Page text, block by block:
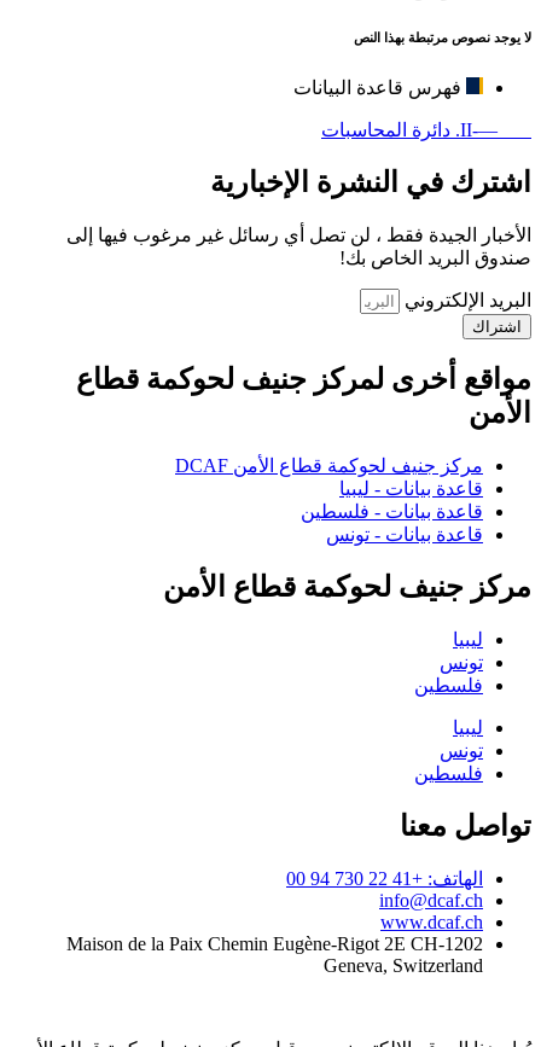
لا يوجد نصوص مرتبطة بهذا النص
فهرس قاعدة البيانات
—-II. دائرة المحاسبات
اشترك في النشرة الإخبارية
الأخبار الجيدة فقط ، لن تصل أي رسائل غير مرغوب فيها إلى
صندوق البريد الخاص بك!
البريد الإلكتروني
اشتراك
مواقع أخرى لمركز جنيف لحوكمة قطاع
الأمن
مركز جنيف لحوكمة قطاع الأمن DCAF
قاعدة بيانات - ليبيا
قاعدة بيانات - فلسطين
قاعدة بيانات - تونس
مركز جنيف لحوكمة قطاع الأمن
ليبيا
تونس
فلسطين
ليبيا
تونس
فلسطين
تواصل معنا
الهاتف: +41 22 730 94 00
info@dcaf.ch
www.dcaf.ch
Maison de la Paix Chemin Eugène-Rigot 2E CH-1202
Geneva, Switzerland